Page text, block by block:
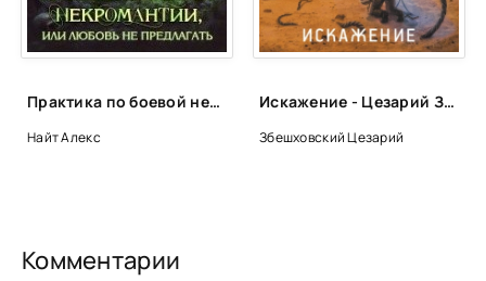
Практика по боевой некромантии, или Любовь не предлагать - Алекс Найт, Кристина Корр
Найт Алекс
Искажение - Цезарий Збешховский
Збешховский Цезарий
Комментарии